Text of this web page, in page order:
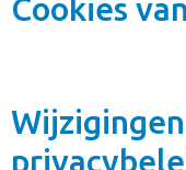
Cookies